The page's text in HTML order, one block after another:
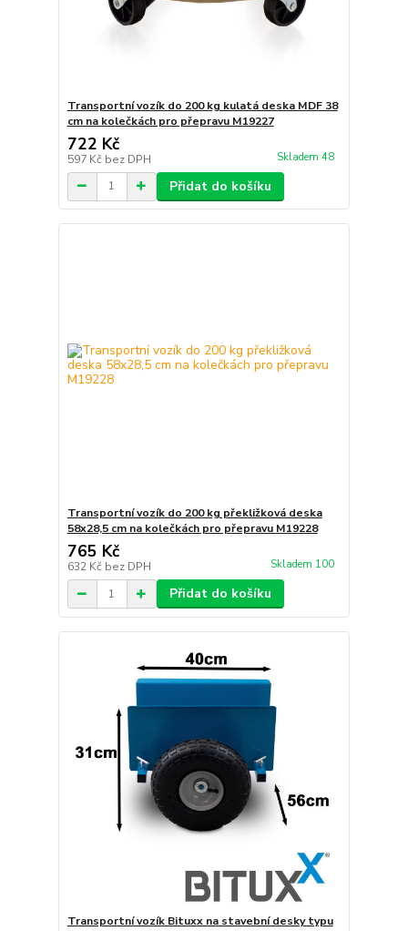
Transportní vozík do 200 kg kulatá deska MDF 38
cm na kolečkách pro přepravu M19227
722 Kč
597 Kč bez DPH Skladem 48
Přidat do košíku
Transportní vozík do 200 kg překližková deska
58x28,5 cm na kolečkách pro přepravu M19228
765 Kč
632 Kč bez DPH Skladem 100
Přidat do košíku
Transportní vozík Bituxx na stavební desky typu